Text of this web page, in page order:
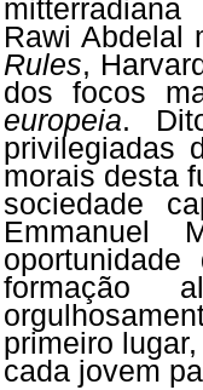
Rawi Abdelal
Rules,
dos focos
europeia.
privilegiadas
morais desta
sociedade
Emmanuel
formação
primeiro
cada jovem